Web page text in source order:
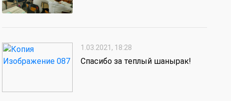
1.03.2021, 18:28
Спасибо за теплый шанырак!